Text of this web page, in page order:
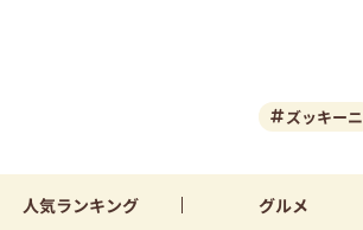
ズッキーニ
人気ランキング グルメ